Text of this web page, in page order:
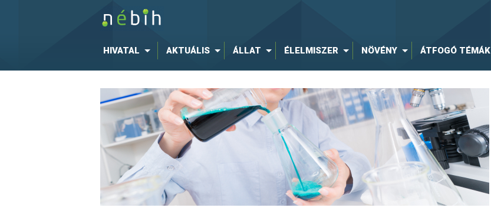
HIVATAL AKTUÁLIS ÁLLAT ÉLELMISZER NÖVÉNY ÁTFOGÓ TÉMÁK